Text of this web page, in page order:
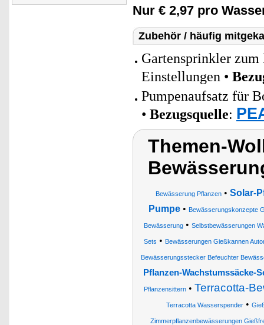
Nur € 2,97 pro
Zubehör / häufig
Gartensprinkler zum
Einstellungen •
Pumpenaufsatz für
• Bezugsquelle:
Themen-
Bewässerung Pflanzen • Solar-
Pumpe • Bewässerungskonzepte
Bewässerung • Selbstbewässerungen
Sets • Bewässerungen Gießkannen
Bewässerungsstecker Befeuchter
Pflanzen-Wachstumssäcke-
Pflanzensittern• Terracotta-
Terracotta Wasserspender•
Zimmerpflanzenbewässerungen